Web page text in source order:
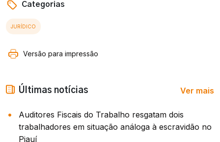
Categorias
JURÍDICO
Versão para impressão
Últimas notícias Ver mais
Auditores Fiscais do Trabalho resgatam dois
trabalhadores em situação análoga à escravidão no
Piauí